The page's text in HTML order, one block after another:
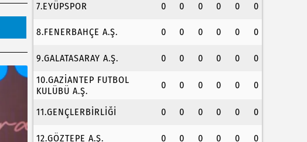
7.EYÜPSPOR 0 0 0 0 0 0
8.FENERBAHÇE A.Ş. 0 0 0 0 0 0
9.GALATASARAY A.Ş. 0 0 0 0 0
0
10.GAZİANTEP FUTBOL
KULÜBÜ A.Ş.
0 0 0 0 0 0
11.GENÇLERBİRLİĞİ 0 0 0 0 0 0
12.GÖZTEPE A.Ş. 0 0 0 0 0
0